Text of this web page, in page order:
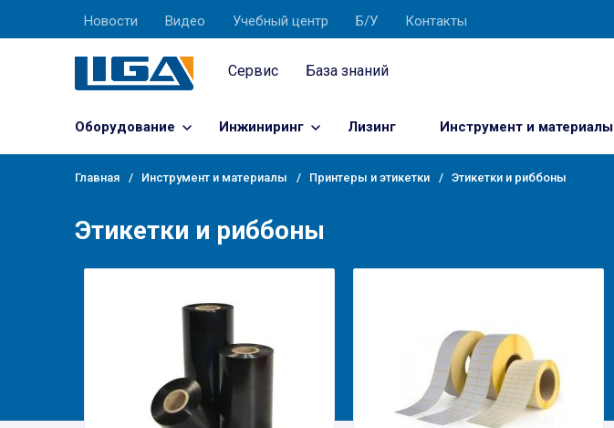
Новости Видео Учебный центр Б/У Контакты
Сервис База знаний
Оборудование Инжиниринг Лизинг Инструмент и материалы
Главная Инструмент и материалы Принтеры и этикетки Этикетки и риббоны
Этикетки и риббоны